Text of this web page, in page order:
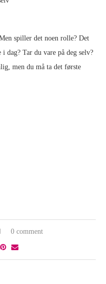
spiller det noen rolle? Det
dag? Tar du vare på deg selv?
men du må ta det første
0 comment